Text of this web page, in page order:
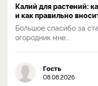
Калий для растений:
и как правильно
Большое спасибо за
огородник мне...
Гость
08.08.2026